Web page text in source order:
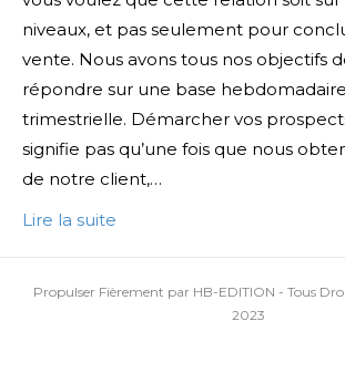
niveaux, et pas seulement pour
vente. Nous avons tous nos objectifs
répondre sur une base
trimestrielle. Démarcher vos
signifie pas qu’une fois que nous
de notre client,…
Lire la suite
Propulser Fièrement par HB-EDITION - Tous
2023